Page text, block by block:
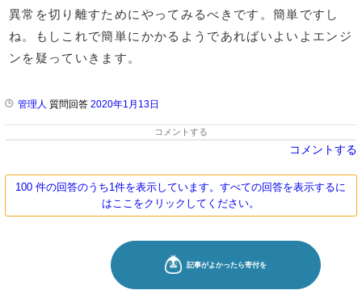
異常を切り離すためにやってみるべきです。簡単ですし
ね。もしこれで簡単にかかるようであればいよいよエンジ
ンを疑っていきます。
管理人 質問回答 2020年1月13日
コメントする
コメントする
100 件の回答のうち1件を表示しています。すべての回答を表示するに
はここをクリックしてください。